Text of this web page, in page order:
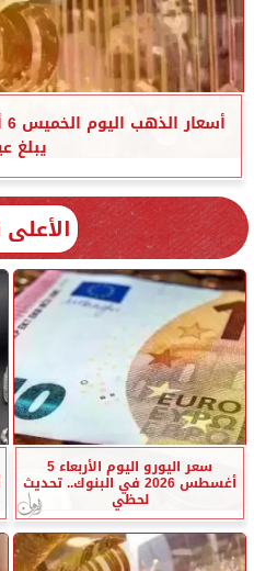
يبلغ
سعر اليورو اليوم الأربعاء 5
أغسطس 2026 في البنوك.. تحديث
لحظي